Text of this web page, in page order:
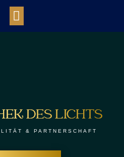
DES LICHTS
& PARTNERSCHAFT